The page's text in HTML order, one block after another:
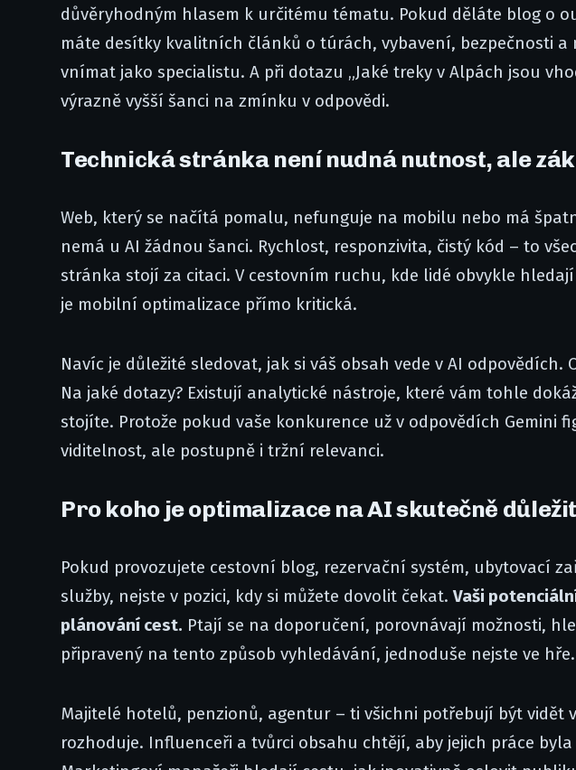
důvěryhodným hlasem k určitému tématu. Pokud děláte blog o
máte desítky kvalitních článků o túrách, vybavení, bezpečnosti
vnímat jako specialistu. A při dotazu „Jaké treky v Alpách jsou
výrazně vyšší šanci na zmínku v odpovědi.
Technická stránka není nudná nutnost, ale
Web, který se načítá pomalu, nefunguje na mobilu nebo má
nemá u AI žádnou šanci. Rychlost, responzivita, čistý kód – to
stránka stojí za citaci. V cestovním ruchu, kde lidé obvykle
je mobilní optimalizace přímo kritická.
Navíc je důležité sledovat, jak si váš obsah vede v AI odpovědích.
Na jaké dotazy? Existují analytické nástroje, které vám tohle
stojíte. Protože pokud vaše konkurence už v odpovědích Gemini
viditelnost, ale postupně i tržní relevanci.
Pro koho je optimalizace na AI skutečně
Pokud provozujete cestovní blog, rezervační systém, ubytovací
služby, nejste v pozici, kdy si můžete dovolit čekat. Vaši
plánování cest. Ptají se na doporučení, porovnávají možnosti,
připravený na tento způsob vyhledávání, jednoduše nejste ve hře.
Majitelé hotelů, penzionů, agentur – ti všichni potřebují být vidět
rozhoduje. Influenceři a tvůrci obsahu chtějí, aby jejich práce